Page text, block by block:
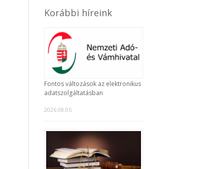
Korábbi híreink
Fontos változások az elektronikus
adatszolgáltatásban
2026.08.05.